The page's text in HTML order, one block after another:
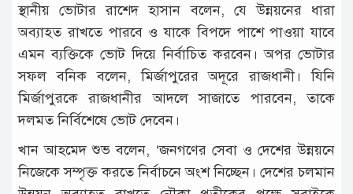
স্থানীয় ভোটার রাশেদ হাসান বলেন, যে উন্নয়নের ধারা
অব্যাহত রাখতে পারবে ও যাকে বিপদে পাশে পাওয়া যাবে
এমন ব্যক্তিকে ভোট দিয়ে নির্বাচিত করবেন। অপর ভোটার
সফল বনিক বলেন, মির্জাপুরের অদূরে রাজধানী। যিনি
মির্জাপুরকে রাজধানীর আদলে সাজাতে পারবেন, তাকে
দলমত নির্বিশেষে ভোট দেবেন।
খান আহমেদ শুভ বলেন, ‘জনগণের সেবা ও দেশের উন্নয়নে
নিজেকে সম্পৃক্ত করতে নির্বাচনে অংশ নিচ্ছেন। দেশের চলমান